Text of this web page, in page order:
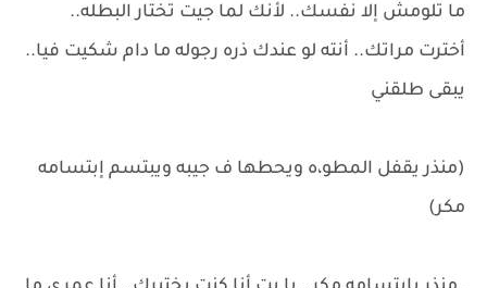
ما تلومش إلا نفسك.. لأنك لما جيت تختار البطله..
أخترت مراتك.. أنته لو عندك ذره رجوله ما دام شكيت فيا..
يبقى طلقني
(منذر يقفل المطو،ه ويحطها ف جيبه ويبتسم إبتسامه
مكر)